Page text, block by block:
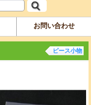
お問い合わせ
ピース小物